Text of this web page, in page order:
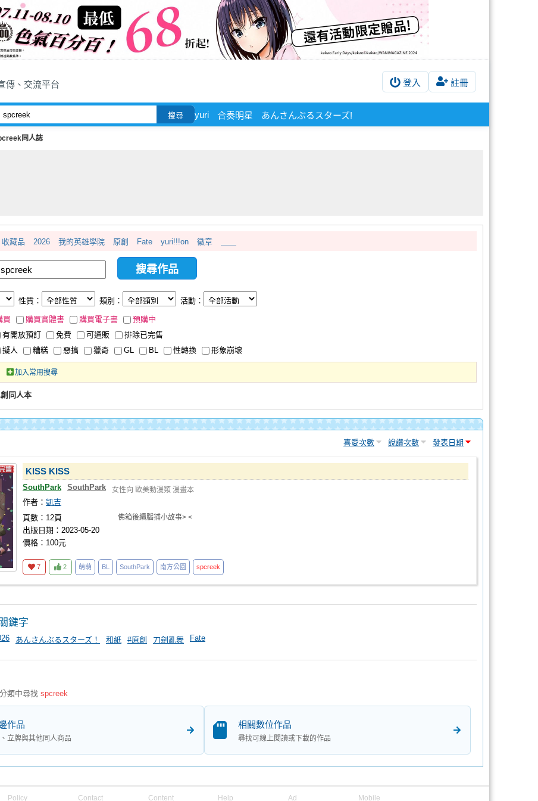
傳、交流平台 登入 註冊
搜尋 yuri 合奏明星 あんさんぶるスターズ!
同人誌
收藏品 2026 我的英雄學院 原創 Fate yuri!!!on 徽章
性質： 類別： 活動：
買 購買實體書 購買電子書
預購中
有開放預訂 免費 可通販
排除已完售
擬人 糟糕 惡搞 獵奇 GL BL 性轉換 形象崩壞
加入常用搜尋
同人本
喜愛次數 說讚次數 發表日期
KISS KISS
SouthPark SouthPark 女性向 歐美動漫類 漫畫本
作者： 凱吉
頁數：12頁
出版日期：2023-05-20
價格：100元
佛箱後續腦捕小故事> <
7 2 萌萌 BL SouthPark 南方公園 spcreek
鍵字
あんさんぶるスターズ！ 和紙 #原創 刀劍亂舞 Fate
類中尋找 spcreek
作品
立牌與其他同人商品
相關數位作品
尋找可線上閱讀或下載的作品
Policy Contact Content Help Ad Mobile